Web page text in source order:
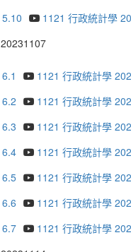
5.10
1121 行政統計學
20231107
6.1
1121 行政統計學
6.2
1121 行政統計學
6.3
1121 行政統計學
6.4
1121 行政統計學
6.5
1121 行政統計學
6.6
1121 行政統計學
6.7
1121 行政統計學